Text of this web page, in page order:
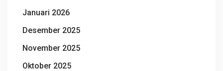
Januari 2026
Desember 2025
November 2025
Oktober 2025